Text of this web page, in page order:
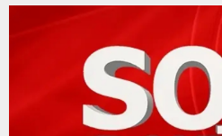
getiriyor. Hazine Müsteşarlığına